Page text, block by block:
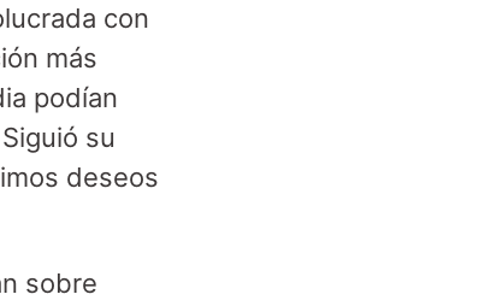
con
más
podían
su
deseos
sobre